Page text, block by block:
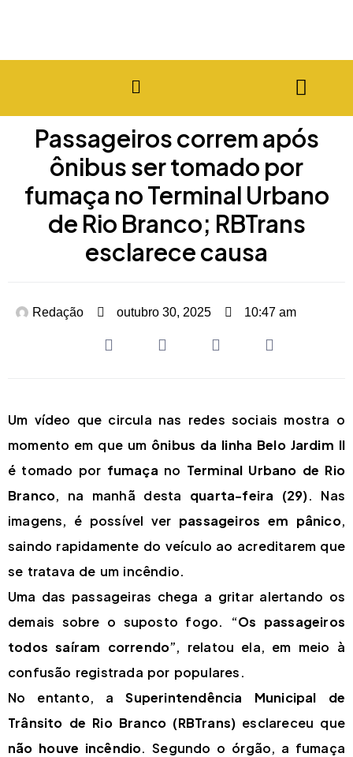
Passageiros correm após
ônibus ser tomado por
fumaça no Terminal Urbano
de Rio Branco; RBTrans
esclarece causa
Redação outubro 30, 2025 10:47 am
Um vídeo que circula nas redes sociais mostra o
momento em que um ônibus da linha Belo Jardim II
é tomado por fumaça no Terminal Urbano de Rio
Branco, na manhã desta quarta-feira (29). Nas
imagens, é possível ver passageiros em pânico,
saindo rapidamente do veículo ao acreditarem que
se tratava de um incêndio.
Uma das passageiras chega a gritar alertando os
demais sobre o suposto fogo. “Os passageiros
todos saíram correndo”, relatou ela, em meio à
confusão registrada por populares.
No entanto, aSuperintendência Municipal de
Trânsito de Rio Branco (RBTrans) esclareceu que
não houve incêndio. Segundo o órgão, a fumaça